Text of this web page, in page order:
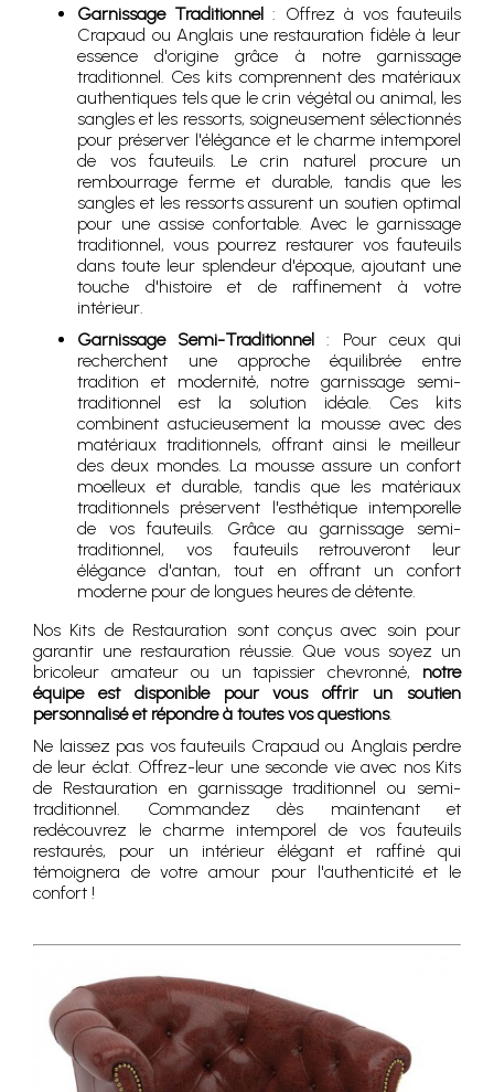
Garnissage Traditionnel : Offrez à vos fauteuils
Crapaud ou Anglais une restauration fidèle à leur
essence d'origine grâce à notre garnissage
traditionnel. Ces kits comprennent des matériaux
authentiques tels que le crin végétal ou animal, les
sangles et les ressorts, soigneusement sélectionnés
pour préserver l'élégance et le charme intemporel
de vos fauteuils. Le crin naturel procure un
rembourrage ferme et durable, tandis que les
sangles et les ressorts assurent un soutien optimal
pour une assise confortable. Avec le garnissage
traditionnel, vous pourrez restaurer vos fauteuils
dans toute leur splendeur d'époque, ajoutant une
touche d'histoire et de raffinement à votre
intérieur.
Garnissage Semi-Traditionnel : Pour ceux qui
recherchent une approche équilibrée entre
tradition et modernité, notre garnissage semi-
traditionnel est la solution idéale. Ces kits
combinent astucieusement la mousse avec des
matériaux traditionnels, offrant ainsi le meilleur
des deux mondes. La mousse assure un confort
moelleux et durable, tandis que les matériaux
traditionnels préservent l'esthétique intemporelle
de vos fauteuils. Grâce au garnissage semi-
traditionnel, vos fauteuils retrouveront leur
élégance d'antan, tout en offrant un confort
moderne pour de longues heures de détente.
Nos Kits de Restauration sont conçus avec soin pour
garantir une restauration réussie. Que vous soyez un
bricoleur amateur ou un tapissier chevronné, notre
équipe est disponible pour vous offrir un soutien
personnalisé et répondre à toutes vos questions.
Ne laissez pas vos fauteuils Crapaud ou Anglais perdre
de leur éclat. Offrez-leur une seconde vie avec nos Kits
de Restauration en garnissage traditionnel ou semi-
traditionnel. Commandez dès maintenant et
redécouvrez le charme intemporel de vos fauteuils
restaurés, pour un intérieur élégant et raffiné qui
témoignera de votre amour pour l'authenticité et le
confort !